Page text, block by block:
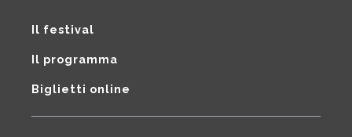
Il festival
Il programma
Biglietti online